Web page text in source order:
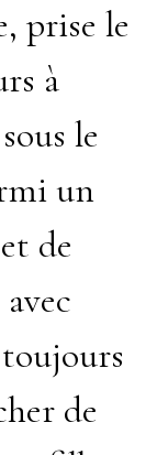
prise le
à
le
un
de
de